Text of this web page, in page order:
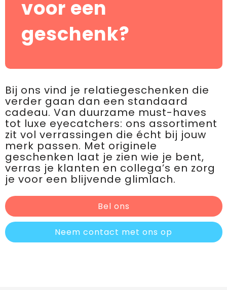
voor een
geschenk?
Bij ons vind je relatiegeschenken die
verder gaan dan een standaard
cadeau. Van duurzame must-haves
tot luxe eyecatchers: ons assortiment
zit vol verrassingen die écht bij jouw
merk passen. Met originele
geschenken laat je zien wie je bent,
verras je klanten en collega’s en zorg
je voor een blijvende glimlach.
Bel ons
Neem contact met ons op